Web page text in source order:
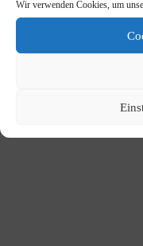
Wir verwenden Cookies, um